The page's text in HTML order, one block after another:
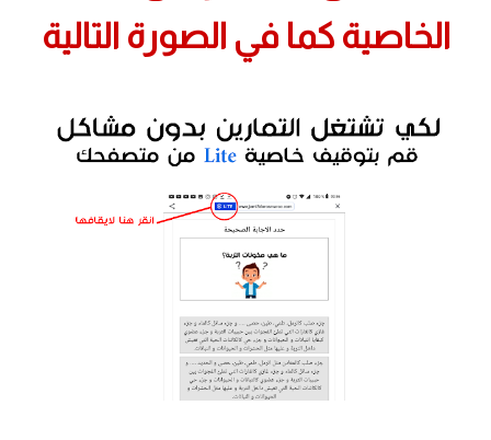
الخاصية كما في الصورة التالية